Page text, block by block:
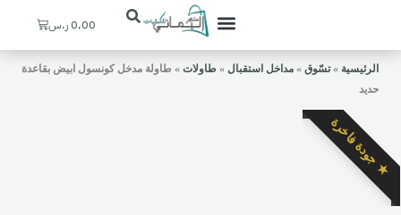
0,00 ر.سCart
الرئيسية »تسّوق » مداخل استقبال » طاولات » طاولة مدخل كونسول ابيض بقاعدة
حديد
★ جودة فاخرة